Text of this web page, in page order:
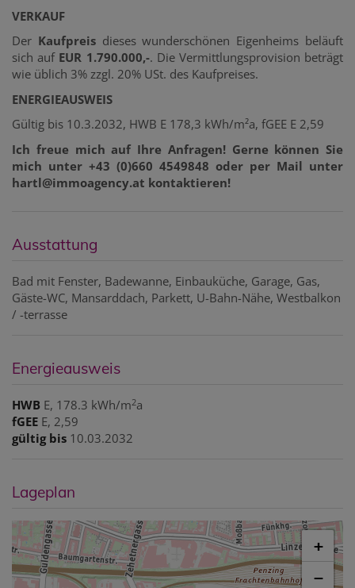
VERKAUF
Der Kaufpreis dieses wunderschönen Eigenheims beläuft
sich auf EUR 1.790.000,-. Die Vermittlungsprovision beträgt
wie üblich 3% zzgl. 20% USt. des Kaufpreises.
ENERGIEAUSWEIS
Gültig bis 10.3.2032, HWB E 178,3 kWh/m²a, fGEE E 2,59
Ich freue mich auf Ihre Anfragen! Gerne können Sie
mich unter +43 (0)660 4549848 oder per Mail unter
hartl@immoagency.at kontaktieren!
Ausstattung
Bad mit Fenster Badewanne Einbauküche Garage Gas
Gäste-WC Mansarddach Parkett U-Bahn-Nähe Westbalkon
/ -terrasse
Energieausweis
HWB E, 178.3 kWh/m2a
fGEE E, 2,59
gültig bis 10.03.2032
Lageplan
+
−